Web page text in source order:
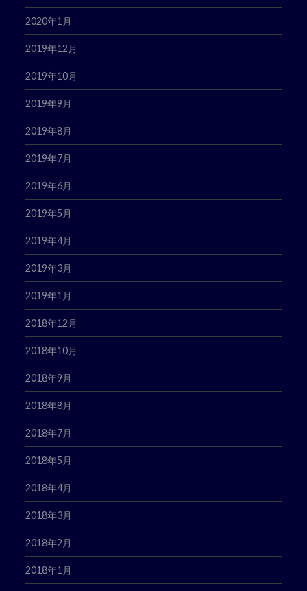
2020年1月
2019年12月
2019年10月
2019年9月
2019年8月
2019年7月
2019年6月
2019年5月
2019年4月
2019年3月
2019年1月
2018年12月
2018年10月
2018年9月
2018年8月
2018年7月
2018年5月
2018年4月
2018年3月
2018年2月
2018年1月